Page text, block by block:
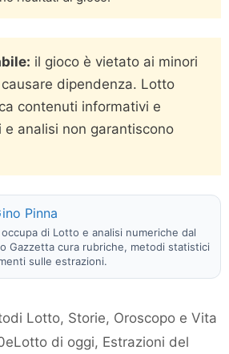
il gioco è vietato ai minori
dipendenza. Lotto
contenuti informativi e
analisi non garantiscono
Pinna
di Lotto e analisi numeriche dal
Gazzetta cura rubriche, metodi statistici
sulle estrazioni.
Lotto, Storie, Oroscopo e Vita
di oggi, Estrazioni del